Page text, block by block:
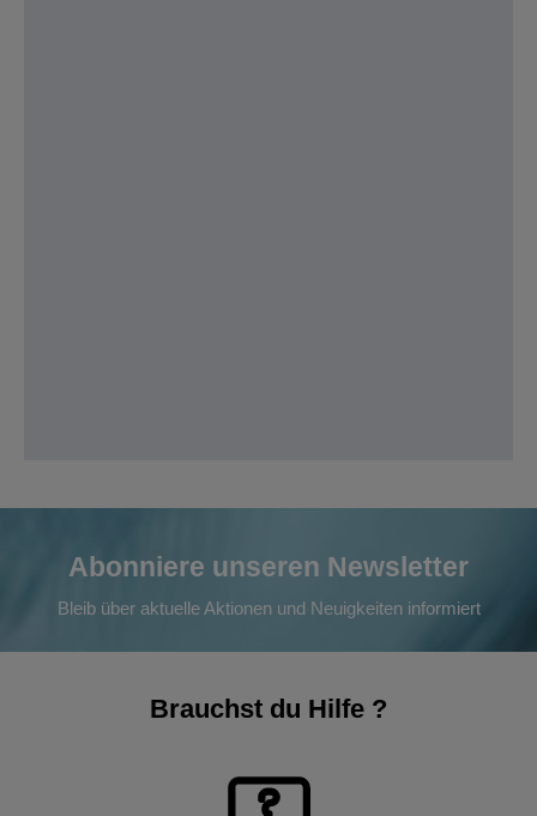
Abonniere unseren Newsletter
Bleib über aktuelle Aktionen und Neuigkeiten informiert
Brauchst du Hilfe ?